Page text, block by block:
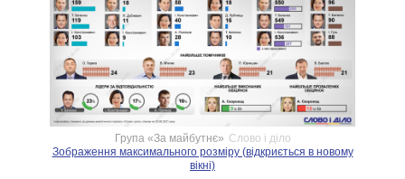
Група «За майбутнє» Слово і діло
Зображення максимального розміру (відкриється в новому
вікні)